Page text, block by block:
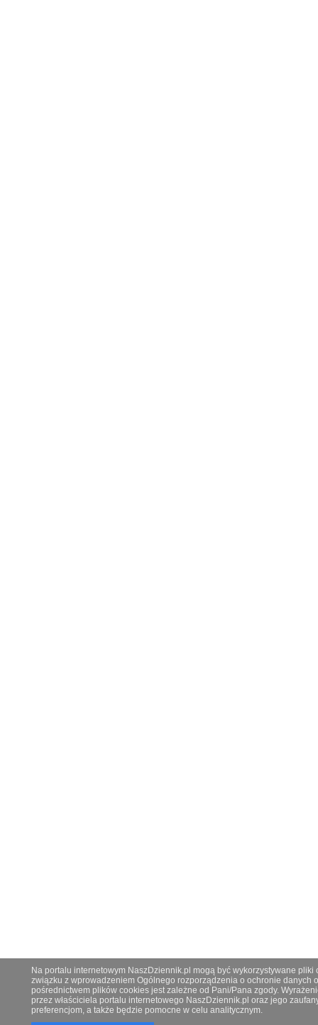
Na portalu internetowym NaszDziennik.pl mogą być wykorzystywane
związku z wprowadzeniem Ogólnego rozporządzenia o ochronie danych
pośrednictwem plików cookies jest zależne od Pani/Pana zgody.
przez właściciela portalu internetowego NaszDziennik.pl oraz jego
preferencjom, a także będzie pomocne w celu analitycznym.